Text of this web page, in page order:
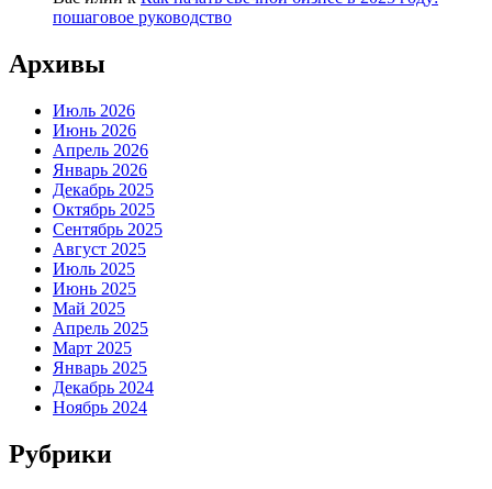
пошаговое руководство
Архивы
Июль 2026
Июнь 2026
Апрель 2026
Январь 2026
Декабрь 2025
Октябрь 2025
Сентябрь 2025
Август 2025
Июль 2025
Июнь 2025
Май 2025
Апрель 2025
Март 2025
Январь 2025
Декабрь 2024
Ноябрь 2024
Рубрики